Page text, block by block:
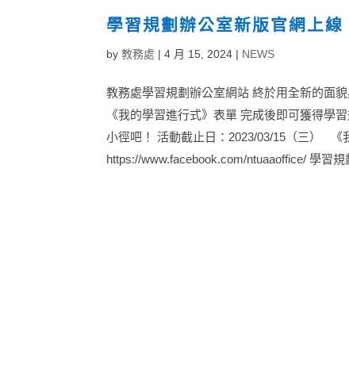
學習規劃辦公室新版官網上線
by教務處 |4 月 15, 2024 | NEWS
教務處學習規劃辦公室網站 終於用全新的面
《我的學習進行式》表單 完成後即可獲得學
小徑吧！ 活動截止日：2023/03/15（三） 《
https://www.facebook.com/ntuaaoffice/ 學習